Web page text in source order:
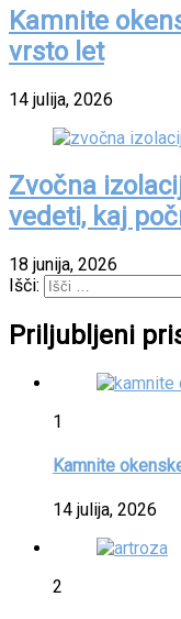
Kamnite
vrsto let
14 julija, 2026
Zvočna
vedeti, kaj
18 junija, 2026
Išči:
Priljubljeni
1
Kamnite
14 julija, 2026
2